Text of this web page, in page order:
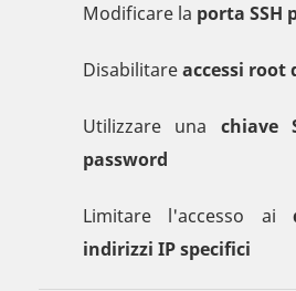
Modificare la porta SSH
Disabilitareaccessi root
Utilizzare una chiave
password
Limitare l'accesso ai
indirizzi IP specifici